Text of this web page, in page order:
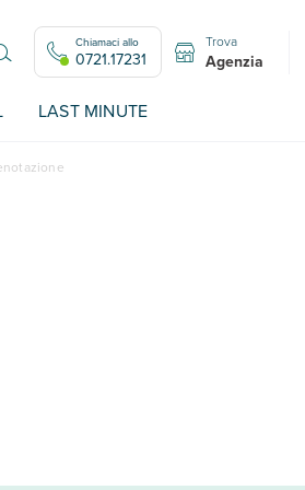
Chiamaci allo
0721.17231
Trova
Agenzia
LAST MINUTE